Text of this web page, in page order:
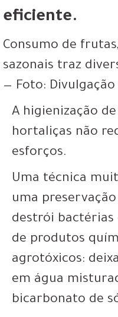
eficiente.
Consumo de
sazonais traz
— Foto: Divulgação
A higienização
hortaliças não
esforços.
Uma técnica
uma
destrói
de produtos
agrotóxicos:
em água
bicarbonato de